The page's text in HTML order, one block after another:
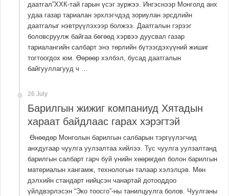
даатгал”ХХК-тай гарын үсэг зуржээ. Ингэснээр Монголд анх
удаа газар тариалан эрхлэгчдэд зориулан эрсдлийн
даатгалыг нэвтрүүлэхээр болжээ. Даатгалын гэрээг
боловсруулж байгаа бөгөөд хэрвээ дуусвал газар
тариалангийн салбарт энэ төрлийн бүтээгдэхүүний жишиг
тогтоогдох юм. Өөрөөр хэлбэл, бусад даатгалын
байгууллагууд ч …
26 July
Барилгын жижиг компаниуд Хятадын
хараат байдлаас гарах хэрэгтэй
Өнөөдөр Монголын барилгын салбарын тэргүүлэгчид
анхдугаар чуулга уулзалтаа хийлээ. Тус чуулга уулзалтанд
барилгын салбарт гарч буй үнийн хөөрөгдөл болон барилгын
материалын хангамж, технологын талаар хэлэлцэв. Мөн
дэлхийн стандарт нийцсэн чанартай дотооддоо
үйлдвэрлэсэн “Эко тоосго”-ны танилцуулга болов. Чуулганы